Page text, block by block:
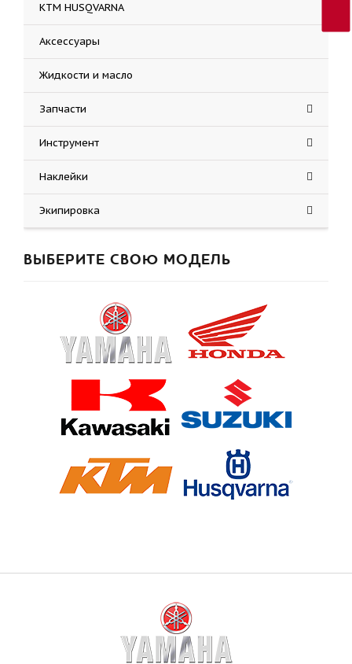
KTM HUSQVARNA
Аксессуары
Жидкости и масло
Запчасти
Инструмент
Наклейки
Экипировка
ВЫБЕРИТЕ СВОЮ МОДЕЛЬ